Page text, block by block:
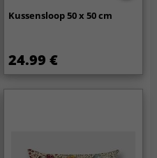
Kussensloop 50 x 50 cm
24.99 €